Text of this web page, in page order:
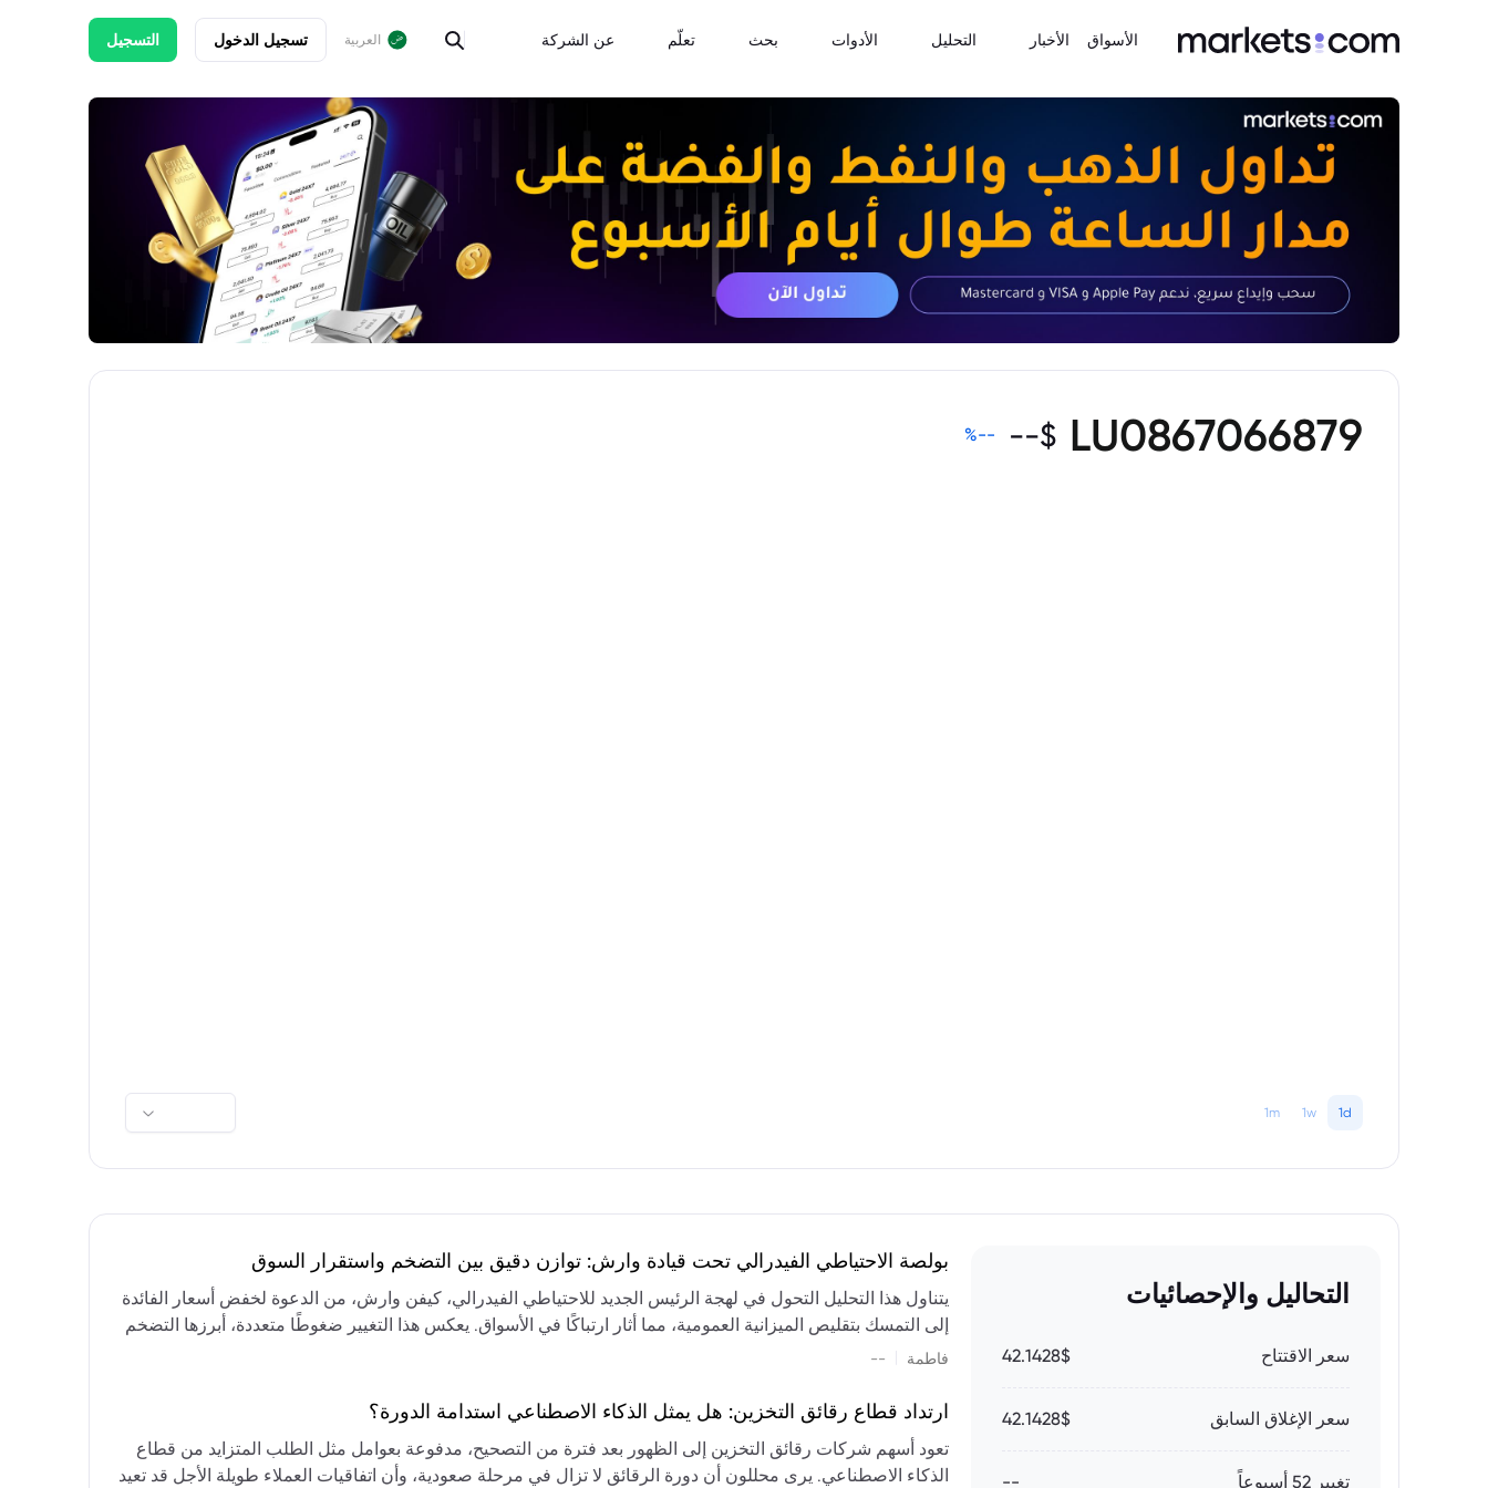
الأسواق الأخبار التحليل الأدوات بحث تعلّم عن الشركة العربية تسجيل الدخول التسجيل
LU0867066879
$
--
--
%
1d
1w
1m
التحاليل والإحصائيات
سعر الاقتتاح 42.1428$
سعر الإغلاق السابق 42.1428$
تغيير 52 أسبوعاً --
بولصة الاحتياطي الفيدرالي تحت قيادة وارش: توازن دقيق بين التضخم واستقرار السوق
يتناول هذا التحليل التحول في لهجة الرئيس الجديد للاحتياطي الفيدرالي، كيفن وارش، من الدعوة لخفض أسعار الفائدة
إلى التمسك بتقليص الميزانية العمومية، مما أثار ارتباكًا في الأسواق. يعكس هذا التغيير ضغوطًا متعددة، أبرزها التضخم
المستمر، والعجز المالي الكبير، والتوترات الجيوسياسية في الشرق الأوسط، التي تقيد خيارات خفض الفائدة أو خفض
وتجنب التدابير الاستفزازية التي قد تزعزع استقرار السوق.
فاطمة --
ارتداد قطاع رقائق التخزين: هل يمثل الذكاء الاصطناعي استدامة الدورة؟
تعود أسهم شركات رقائق التخزين إلى الظهور بعد فترة من التصحيح، مدفوعة بعوامل مثل الطلب المتزايد من قطاع
الذكاء الاصطناعي. يرى محللون أن دورة الرقائق لا تزال في مرحلة صعودية، وأن اتفاقيات العملاء طويلة الأجل قد تعيد